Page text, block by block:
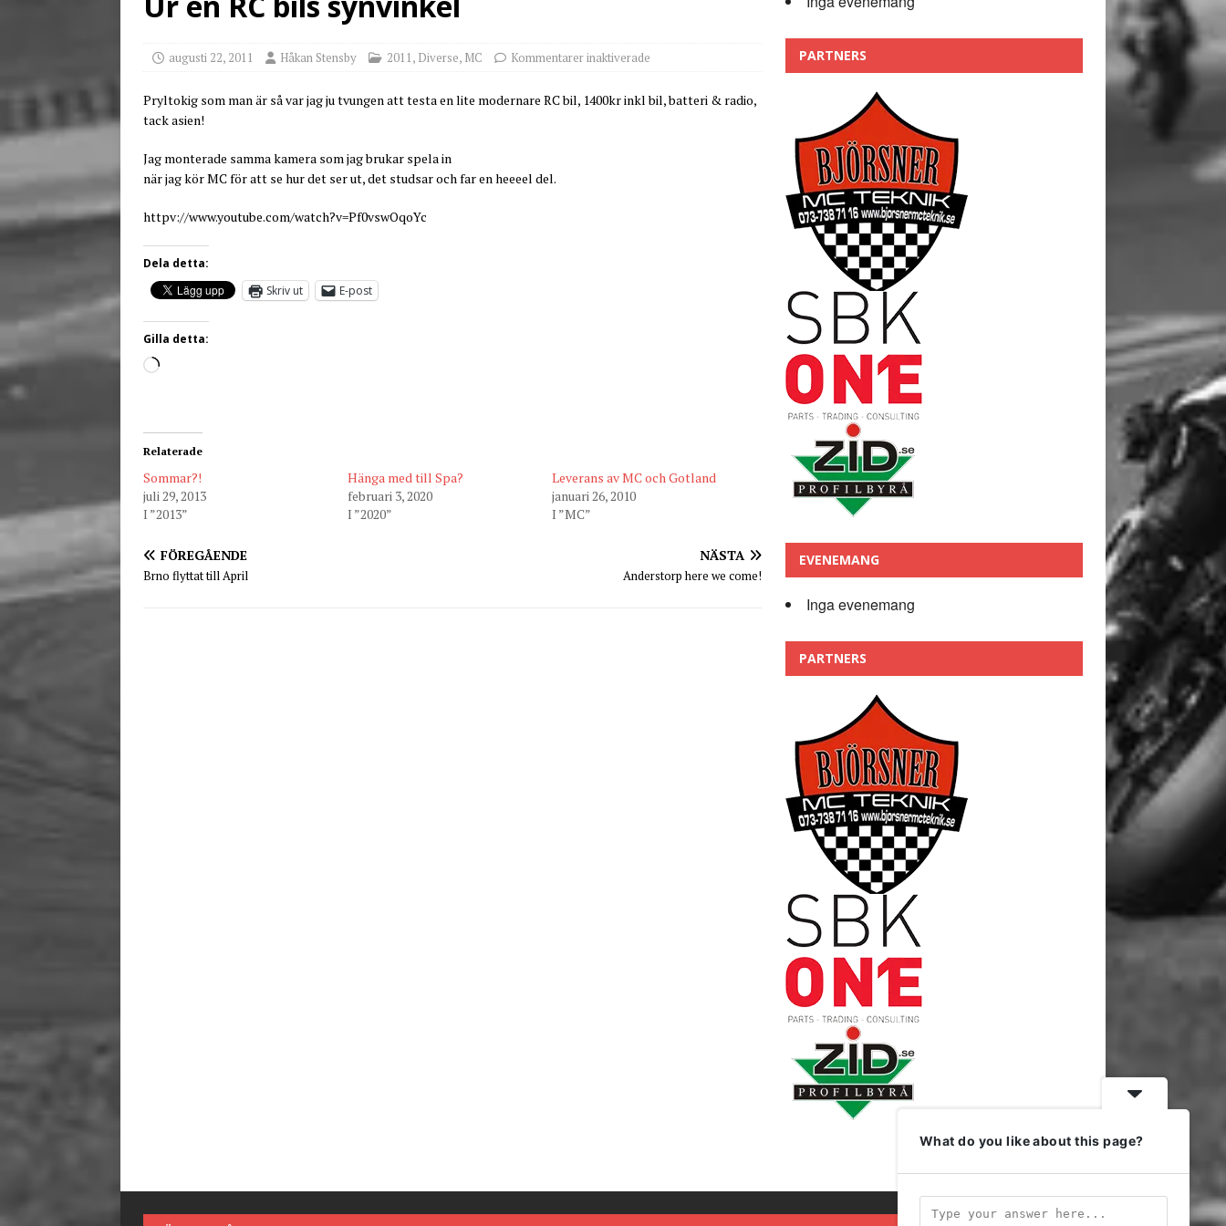
[ juni 3, 2026 ]
augusti 22, 2011 Håkan Stensby 2011, Diverse, MC Kommentarer inaktiverade
Pryltokig som man är så var jag ju tvungen att testa en lite modernare RC bil, 1400kr inkl bil, batteri & radio,
tack asien!
Jag monterade samma kamera som jag brukar spela in
när jag kör MC för att se hur det ser ut, det studsar och far en heeeel del.
httpv://www.youtube.com/watch?v=Pf0vswOqoYc
Dela detta:
Skriv ut
E-post
Gilla detta:
Relaterade
Sommar?!
juli 29, 2013
I ”2013”
Hänga med till Spa?
februari 3, 2020
I ”2020”
Leverans av MC och Gotland
januari 26, 2010
I ”MC”
FÖREGÅENDE
Brno flyttat till April
NÄSTA
Anderstorp here we come!
PARTNERS
EVENEMANG
Inga evenemang
PARTNERS
What do you like about this page?